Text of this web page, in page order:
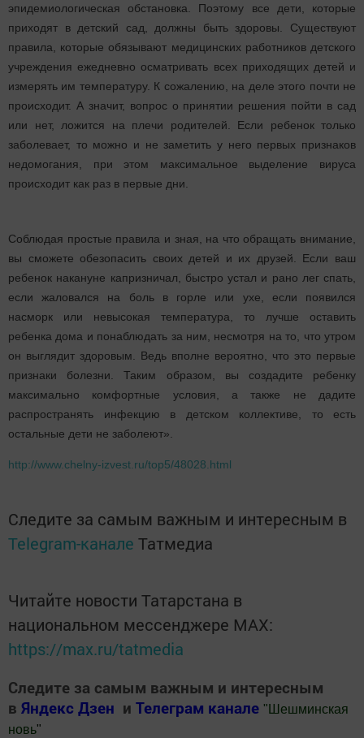
эпидемиологическая обстановка. Поэтому все дети, которые
приходят в детский сад, должны быть здоровы. Существуют
правила, которые обязывают медицинских работников детского
учреждения ежедневно осматривать всех приходящих детей и
измерять им температуру. К сожалению, на деле этого почти не
происходит. А значит, вопрос о принятии решения пойти в сад
или нет, ложится на плечи родителей. Если ребенок только
заболевает, то можно и не заметить у него первых признаков
недомогания, при этом максимальное выделение вируса
происходит как раз в первые дни.
Соблюдая простые правила и зная, на что обращать внимание,
вы сможете обезопасить своих детей и их друзей. Если ваш
ребенок накануне капризничал, быстро устал и рано лег спать,
если жаловался на боль в горле или ухе, если появился
насморк или невысокая температура, то лучше оставить
ребенка дома и понаблюдать за ним, несмотря на то, что утром
он выглядит здоровым. Ведь вполне вероятно, что это первые
признаки болезни. Таким образом, вы создадите ребенку
максимально комфортные условия, а также не дадите
распространять инфекцию в детском коллективе, то есть
остальные дети не заболеют».
http://www.chelny-izvest.ru/top5/48028.html
Следите за самым важным и интересным в
Telegram-канале Татмедиа
Читайте новости Татарстана в
национальном мессенджере MАХ:
https://max.ru/tatmedia
Следите за самым важным и интересным
в Яндекс Дзен и Телеграм канале " Шешминская
новь"